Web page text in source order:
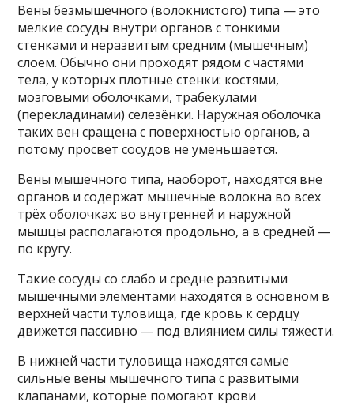
Вены безмышечного (волокнистого) типа — это
мелкие сосуды внутри органов с тонкими
стенками и неразвитым средним (мышечным)
слоем. Обычно они проходят рядом с частями
тела, у которых плотные стенки: костями,
мозговыми оболочками, трабекулами
(перекладинами) селезёнки. Наружная оболочка
таких вен сращена с поверхностью органов, а
потому просвет сосудов не уменьшается.
Вены мышечного типа, наоборот, находятся вне
органов и содержат мышечные волокна во всех
трёх оболочках: во внутренней и наружной
мышцы располагаются продольно, а в средней —
по кругу.
Такие сосуды со слабо и средне развитыми
мышечными элементами находятся в основном в
верхней части туловища, где кровь к сердцу
движется пассивно — под влиянием силы тяжести.
В нижней части туловища находятся самые
сильные вены мышечного типа с развитыми
клапанами, которые помогают крови